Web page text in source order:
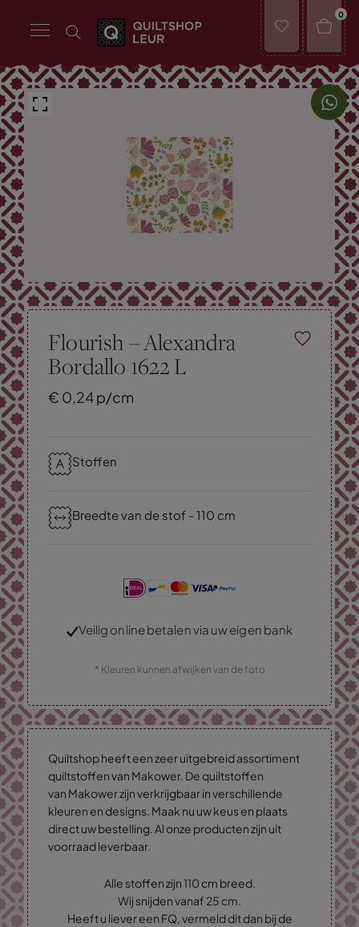
0
Flourish – Alexandra
Bordallo 1622 L
€ 0,24p/cm
Stoffen
Breedte van de stof - 110 cm
Veilig online betalen via uw eigen bank
* Kleuren kunnen afwijken van de foto
Quiltshop heeft een zeer uitgebreid assortiment
quiltstoffen van Makower. De quiltstoffen
van Makower zijn verkrijgbaar in verschillende
kleuren en designs. Maak nu uw keus en plaats
direct uw bestelling. Al onze producten zijn uit
voorraad leverbaar.
Alle stoffen zijn 110 cm breed.
Wij snijden vanaf 25 cm.
Heeft u liever een FQ, vermeld dit dan bij de